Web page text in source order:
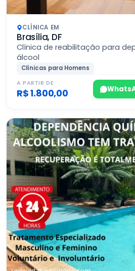
CLÍNICA EM
Brasília, DF
Clínica de reabilitação para
álcool
Clínicas para Homens
A PARTIR DE
R$ 1.800,00